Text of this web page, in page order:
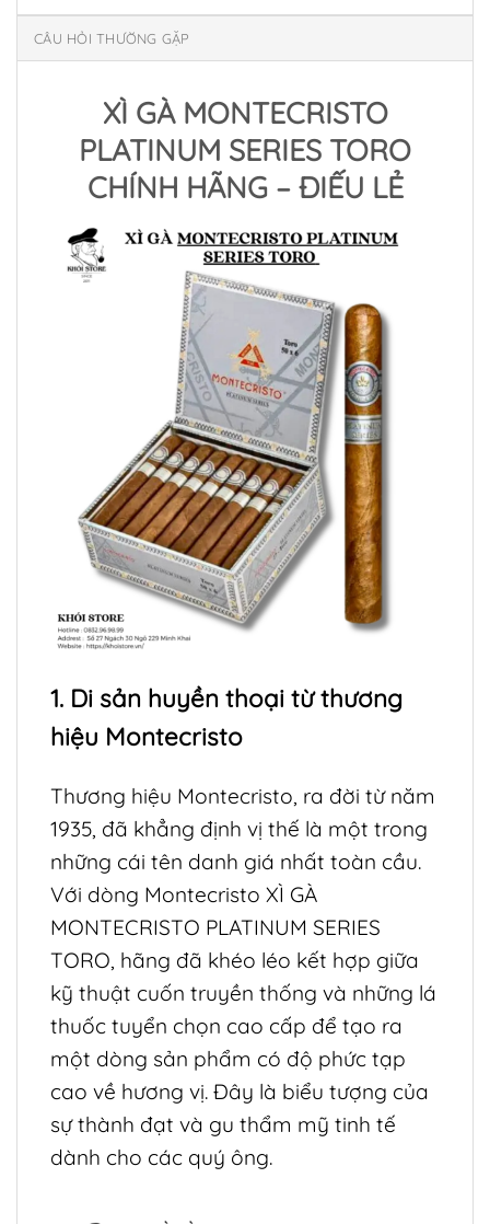
CÂU HỎI THƯỜNG GẶP
XÌ GÀ MONTECRISTO
PLATINUM SERIES TORO
CHÍNH HÃNG – ĐIẾU LẺ
1. Di sản huyền thoại từ thương
hiệu Montecristo
Thương hiệu Montecristo, ra đời từ năm
1935, đã khẳng định vị thế là một trong
những cái tên danh giá nhất toàn cầu.
Với dòng Montecristo XÌ GÀ
MONTECRISTO PLATINUM SERIES
TORO, hãng đã khéo léo kết hợp giữa
kỹ thuật cuốn truyền thống và những lá
thuốc tuyển chọn cao cấp để tạo ra
một dòng sản phẩm có độ phức tạp
cao về hương vị. Đây là biểu tượng của
sự thành đạt và gu thẩm mỹ tinh tế
dành cho các quý ông.